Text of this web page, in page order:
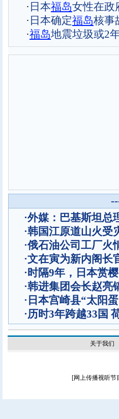
· 日本福岛女性在政
· 日本确定福岛核事
·福岛地震垃圾或2
·外媒：巴基斯坦总
·韩国江原道山火受
·俄石油公司工厂火
·文在寅为新内阁长
·时隔9年，日本赏
·韩进集团会长赵亮
· 日本宫崎县“太阳
·历时3年跨越33国
关于我们
[网上传播视听节